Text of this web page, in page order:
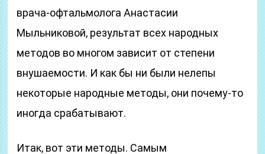
врача-офтальмолога Анастасии
Мыльниковой, результат всех народных
методов во многом зависит от степени
внушаемости. И как бы ни были нелепы
некоторые народные методы, они почему-то
иногда срабатывают.
Итак, вот эти методы. Самым